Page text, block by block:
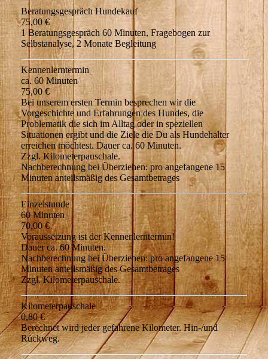
Beratungsgespräch Hundekauf
75,00 €
1 Beratungsgespräch 60 Minuten, Fragebogen zur
Selbstanalyse, 2 Monate Begleitung
Kennenlerntermin
ca. 60 Minuten
75,00 €
Bei unserem ersten Termin besprechen wir die
Vorgeschichte und Erfahrungen des Hundes, die
Problematik die sich im Alltag oder in speziellen
Situationen ergibt und die Ziele die Du als Hundehalter
erreichen möchtest. Dauer ca. 60 Minuten.
Zzgl. Kilometerpauschale.
Nachberechnung bei Überziehen: pro angefangene 15
Minuten anteilsmäßig des Gesamtbetrages
Einzelstunde
60 Minuten
70,00 €
Voraussetzung ist der Kennenlerntermin!
Dauer ca. 60 Minuten.
Nachberechnung bei Überziehen: pro angefangene 15
Minuten anteilsmäßig des Gesamtbetrages
Zzgl. Kilometerpauschale.
Kilometerpauschale
0,80 €
Berechnet wird jeder gefahrene Kilometer. Hin-/und
Rückweg.